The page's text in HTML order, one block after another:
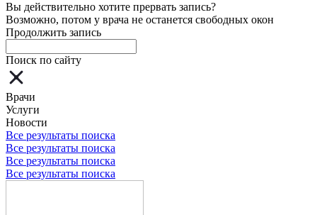
Вы действительно хотите прервать запись?
Возможно, потом у врача не останется свободных окон
Продолжить запись
Поиск по сайту
Врачи
Услуги
Новости
Все результаты поиска
Все результаты поиска
Все результаты поиска
Все результаты поиска